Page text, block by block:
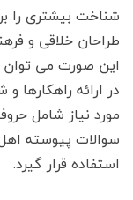
شناخت بیشتری را
طراحان خلاقی و
این صورت می
در ارائه
مورد نیاز شامل
سوالات پیوسته
استفاده قرار گیرد.